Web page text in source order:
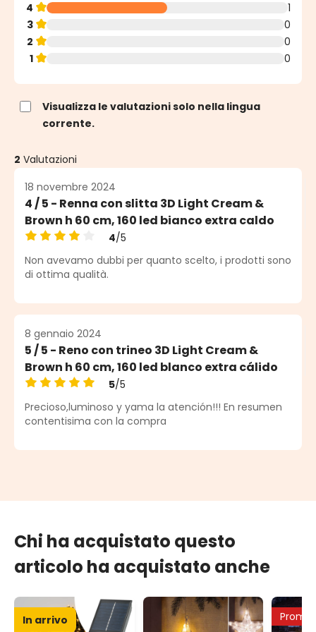
4
1
3
0
2
0
1
0
Visualizza le valutazioni solo nella lingua
corrente.
2 Valutazioni
18 novembre 2024
4 / 5 - Renna con slitta 3D Light Cream &
Brown h 60 cm, 160 led bianco extra caldo
Valutazione media di 4 su 5 stelle
4/5
Non avevamo dubbi per quanto scelto, i prodotti sono
di ottima qualità.
8 gennaio 2024
5 / 5 - Reno con trineo 3D Light Cream &
Brown h 60 cm, 160 led blanco extra cálido
Valutazione media di 5 su 5 stelle
5/5
Precioso,luminoso y yama la atención!!! En resumen
contentisima con la compra
Chi ha acquistato questo
articolo ha acquistato anche
In arrivo Promo